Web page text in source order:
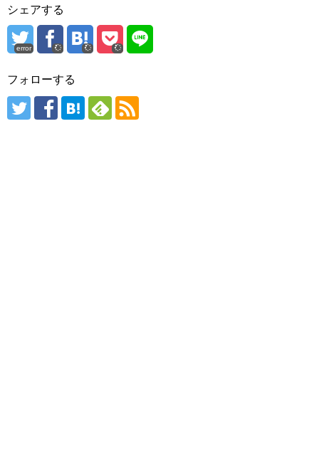
シェアする
error
フォローする